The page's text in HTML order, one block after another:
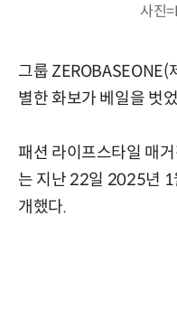
사진
그룹 ZEROBASEONE(
별한 화보가 베일을 벗
패션 라이프스타일 매
는 지난 22일 2025년 1
개했다.